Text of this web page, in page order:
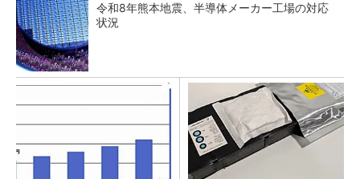
令和8年熊本地震、半導体メーカー工場の対応
状況